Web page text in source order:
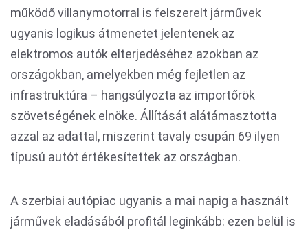
működő villanymotorral is felszerelt járművek
ugyanis logikus átmenetet jelentenek az
elektromos autók elterjedéséhez azokban az
országokban, amelyekben még fejletlen az
infrastruktúra – hangsúlyozta az importőrök
szövetségének elnöke. Állítását alátámasztotta
azzal az adattal, miszerint tavaly csupán 69 ilyen
típusú autót értékesítettek az országban.
A szerbiai autópiac ugyanis a mai napig a használt
járművek eladásából profitál leginkább: ezen belül is